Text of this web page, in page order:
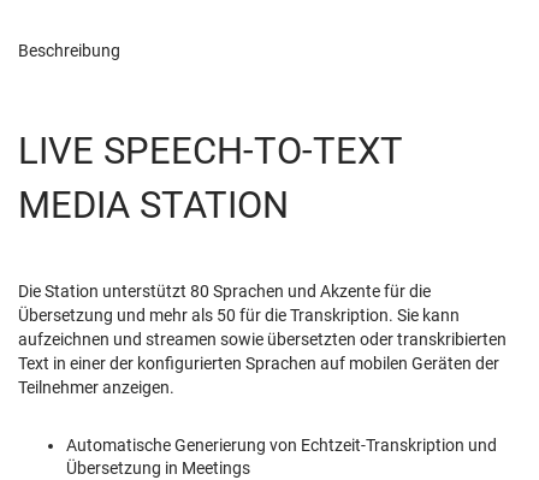
Beschreibung
LIVE SPEECH-TO-TEXT
MEDIA STATION
Die Station unterstützt 80 Sprachen und Akzente für die
Übersetzung und mehr als 50 für die Transkription. Sie kann
aufzeichnen und streamen sowie übersetzten oder transkribierten
Text in einer der konfigurierten Sprachen auf mobilen Geräten der
Teilnehmer anzeigen.
Automatische Generierung von Echtzeit-Transkription und
Übersetzung in Meetings